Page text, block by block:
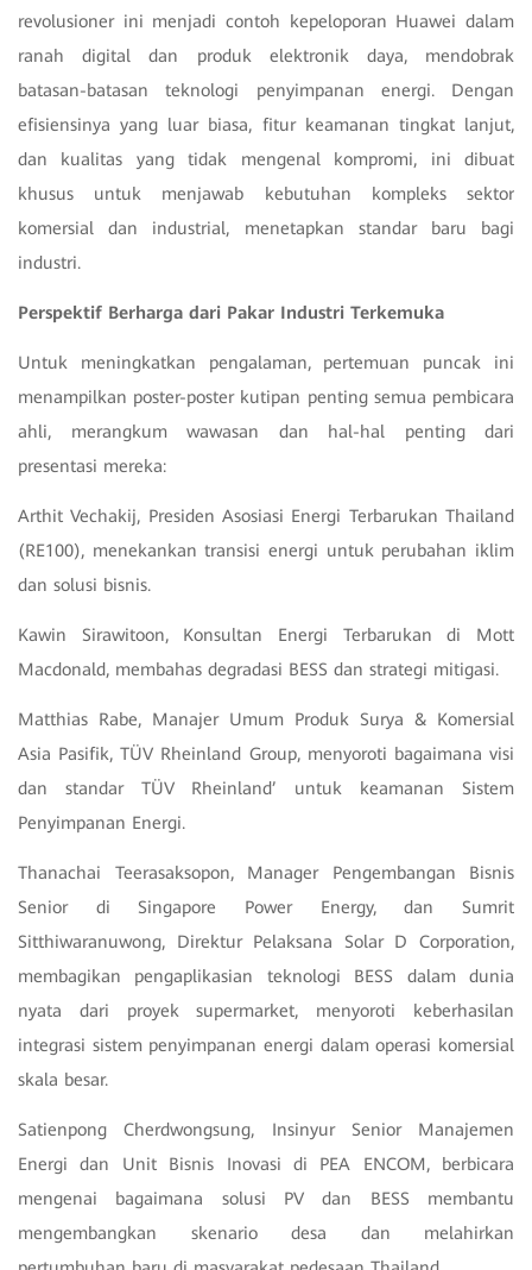
revolusioner ini menjadi contoh kepeloporan Huawei dalam
ranah digital dan produk elektronik daya, mendobrak
batasan-batasan teknologi penyimpanan energi. Dengan
efisiensinya yang luar biasa, fitur keamanan tingkat lanjut,
dan kualitas yang tidak mengenal kompromi, ini dibuat
khusus untuk menjawab kebutuhan kompleks sektor
komersial dan industrial, menetapkan standar baru bagi
industri.
Perspektif Berharga dari Pakar Industri Terkemuka
Untuk meningkatkan pengalaman, pertemuan puncak ini
menampilkan poster-poster kutipan penting semua pembicara
ahli, merangkum wawasan dan hal-hal penting dari
presentasi mereka:
Arthit Vechakij, Presiden Asosiasi Energi Terbarukan Thailand
(RE100), menekankan transisi energi untuk perubahan iklim
dan solusi bisnis.
Kawin Sirawitoon, Konsultan Energi Terbarukan di Mott
Macdonald, membahas degradasi BESS dan strategi mitigasi.
Matthias Rabe, Manajer Umum Produk Surya & Komersial
Asia Pasifik, TÜV Rheinland Group, menyoroti bagaimana visi
dan standar TÜV Rheinland’ untuk keamanan Sistem
Penyimpanan Energi.
Thanachai Teerasaksopon, Manager Pengembangan Bisnis
Senior di Singapore Power Energy, dan Sumrit
Sitthiwaranuwong, Direktur Pelaksana Solar D Corporation,
membagikan pengaplikasian teknologi BESS dalam dunia
nyata dari proyek supermarket, menyoroti keberhasilan
integrasi sistem penyimpanan energi dalam operasi komersial
skala besar.
Satienpong Cherdwongsung, Insinyur Senior Manajemen
Energi dan Unit Bisnis Inovasi di PEA ENCOM, berbicara
mengenai bagaimana solusi PV dan BESS membantu
mengembangkan skenario desa dan melahirkan